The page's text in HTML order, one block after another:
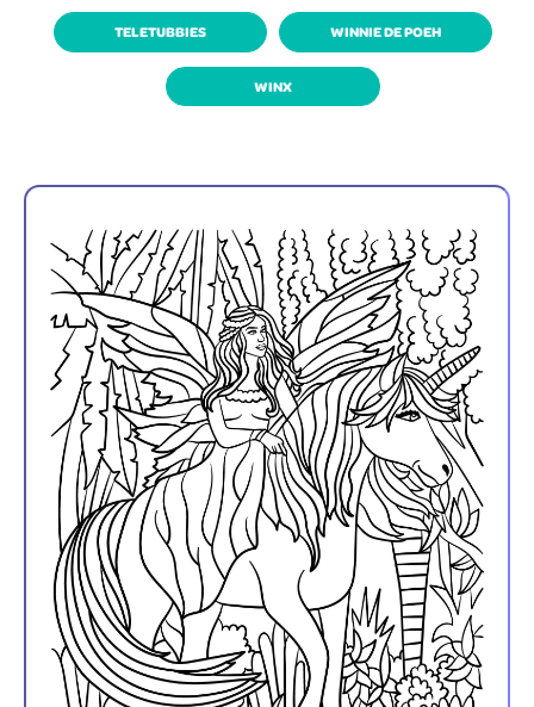
TELETUBBIES WINNIE DE POEH
WINX